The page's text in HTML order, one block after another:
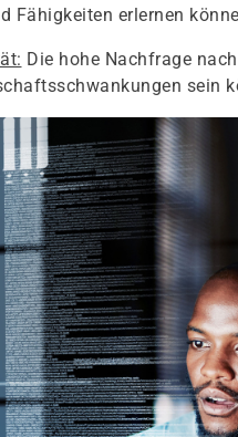
Fähigkeiten erlernen
Die hohe Nachfrage
sein